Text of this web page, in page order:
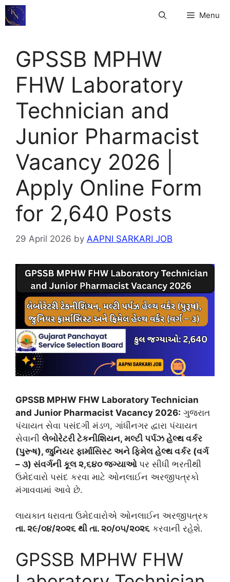
Skip
to
Menu
GPSSB MPHW
FHW Laboratory
Technician and
Junior Pharmacist
Vacancy 2026 |
Apply Online Form
for 2,640 Posts
29 April 2026 by AAPNI SARKARI JOB
GPSSB MPHW FHW Laboratory Technician
and Junior Pharmacist Vacancy 2026: ગુજરાત
પંચાયત સેવા પસંદગી મંડળ, ગાંધીનગર દ્વારા પંચાયત
સેવાની લેબોરેટરી ટેકનીશિયન, મલ્ટી પર્પઝ હેલ્થ વર્કર
(પુરૂષ), જુનિયર ફાર્માસિસ્ટ અને ફિમેલ હેલ્થ વર્કર (વર્ગ
– ૩) સંવર્ગની કૂલ ૨,૬૪૦ જગ્યાઓ પર સીધી ભરતીથી
ઉમેદવારો પસંદ કરવા માટે ઓનલાઈન અરજીપત્રકો
મંગાવવામાં આવે છે.
લાયકાત ધરાવતા ઉમેદવારોએ ઓનલાઈન અરજીપત્રક
તા. ૨૯/૦૪/૨૦૨૬ થી તા. ૨૦/૦૫/૨૦૨૬ કરવાની રહેશે.
GPSSB MPHW FHW